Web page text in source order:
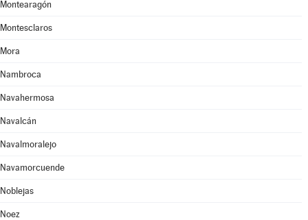
Montearagón
Montesclaros
Mora
Nambroca
Navahermosa
Navalcán
Navalmoralejo
Navamorcuende
Noblejas
Noez